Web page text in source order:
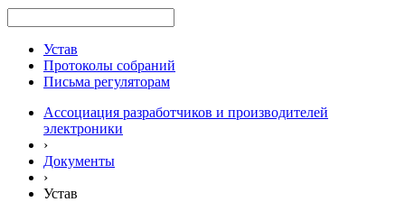
Устав
Протоколы собраний
Письма регуляторам
Ассоциация разработчиков и производителей
электроники
›
Документы
›
Устав